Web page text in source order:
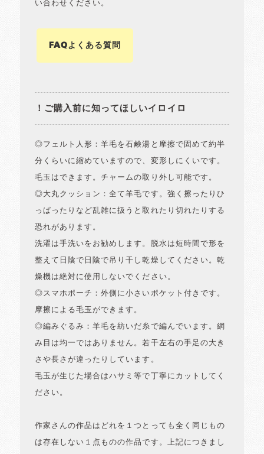
い合わせください。
FAQよくある質問
！ご購入前に知ってほしいイロイロ
◎フェルト人形：羊毛を石鹸湯と摩擦で固めて約半
分くらいに縮めていますので、変形しにくいです。
毛玉はできます。チャームの取り外し可能です。
◎大丸クッション：全て羊毛です。強く擦ったりひ
っぱったりなど乱雑に扱うと取れたり切れたりする
恐れがあります。
洗濯は手洗いをお勧めします。脱水は短時間で形を
整えて日陰で日陰で吊り干し乾燥してください。乾
燥機は絶対に使用しないでください。
◎スマホポーチ：外側に小さいポケット付きです。
摩擦による毛玉ができます。
◎編みぐるみ：羊毛を紡いだ糸で編んでいます。網
み目は均一ではありません。若干左右の手足の大き
さや長さが違ったりしています。
毛玉が生じた場合はハサミ等で丁寧にカットしてく
ださい。
作家さんの作品はどれを１つとっても全く同じもの
は存在しない１点ものの作品です。上記につきまし